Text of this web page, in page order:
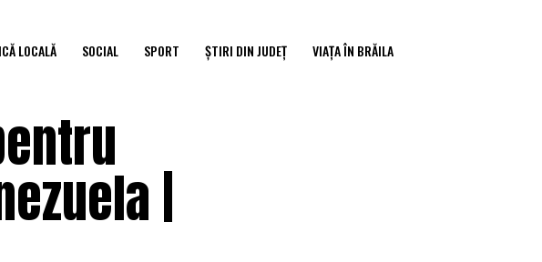
LOCALĂ SOCIAL SPORT ȘTIRI DIN JUDEȚ VIAȚA ÎN BRĂILA
|